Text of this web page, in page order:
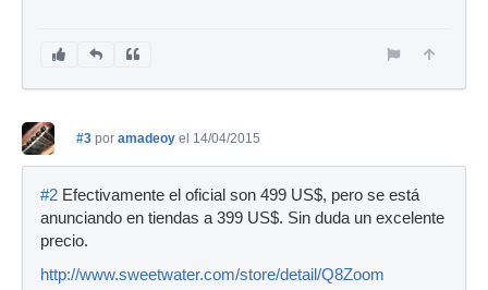
#3 por amadeoy el 14/04/2015
#2 Efectivamente el oficial son 499 US$, pero se está
anunciando en tiendas a 399 US$. Sin duda un excelente
precio.
http://www.sweetwater.com/store/detail/Q8Zoom